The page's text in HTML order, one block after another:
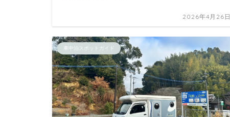
2026年4月26日
車中泊スポットガイド